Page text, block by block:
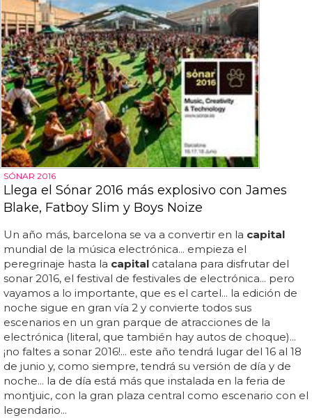
SÓNAR 2016
Llega el Sónar 2016 más explosivo con James
Blake, Fatboy Slim y Boys Noize
Un año más, barcelona se va a convertir en la capital
mundial de la música electrónica... empieza el
peregrinaje hasta la capital catalana para disfrutar del
sonar 2016, el festival de festivales de electrónica... pero
vayamos a lo importante, que es el cartel... la edición de
noche sigue en gran vía 2 y convierte todos sus
escenarios en un gran parque de atracciones de la
electrónica (literal, que también hay autos de choque)...
¡no faltes a sonar 2016!... este año tendrá lugar del 16 al 18
de junio y, como siempre, tendrá su versión de día y de
noche... la de día está más que instalada en la feria de
montjuic, con la gran plaza central como escenario con el
legendario...